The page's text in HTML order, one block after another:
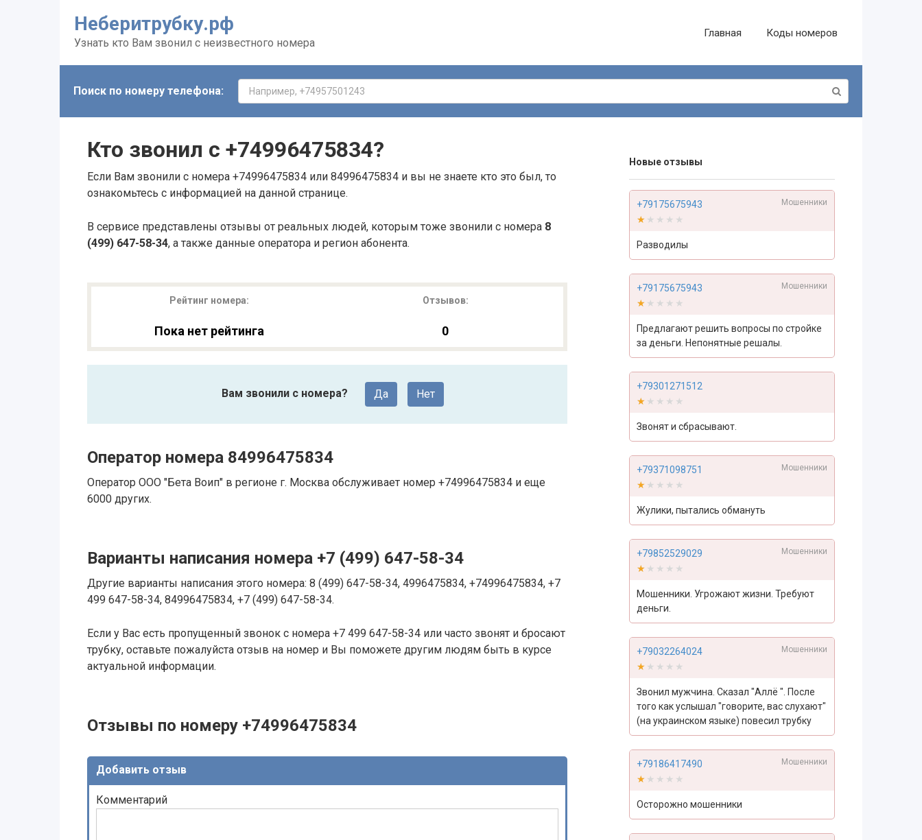
Неберитрубку.рф
Узнать кто Вам звонил с неизвестного номера
Главная Коды номеров
Поиск по номеру телефона:
Кто звонил с +74996475834?
Если Вам звонили с номера +74996475834 или 84996475834 и вы не знаете кто это был, то
ознакомьтесь с информацией на данной странице.
В сервисе представлены отзывы от реальных людей, которым тоже звонили с номера 8
(499) 647-58-34, а также данные оператора и регион абонента.
Рейтинг номера:
Пока нет рейтинга
Отзывов:
0
Вам звонили с номера? Да Нет
Оператор номера 84996475834
Оператор ООО "Бета Воип" в регионе г. Москва обслуживает номер +74996475834 и еще
6000 других.
Варианты написания номера +7 (499) 647-58-34
Другие варианты написания этого номера: 8 (499) 647-58-34, 4996475834, +74996475834, +7
499 647-58-34, 84996475834, +7 (499) 647-58-34.
Если у Вас есть пропущенный звонок с номера +7 499 647-58-34 или часто звонят и бросают
трубку, оставьте пожалуйста отзыв на номер и Вы поможете другим людям быть в курсе
актуальной информации.
Отзывы по номеру +74996475834
Добавить отзыв
Комментарий
Новые отзывы
+79175675943 Мошенники
★★★★★
★★★★★
Разводилы
+79175675943 Мошенники
★★★★★
★★★★★
Предлагают решить вопросы по стройке
за деньги. Непонятные решалы.
+79301271512
★★★★★
★★★★★
Звонят и сбрасывают.
+79371098751 Мошенники
★★★★★
★★★★★
Жулики, пытались обмануть
+79852529029 Мошенники
★★★★★
★★★★★
Мошенники. Угрожают жизни. Требуют
деньги.
+79032264024 Мошенники
★★★★★
★★★★★
Звонил мужчина. Сказал "Аллё ". После
того как услышал "говорите, вас слухают"
(на украинском языке) повесил трубку
+79186417490 Мошенники
★★★★★
★★★★★
Осторожно мошенники